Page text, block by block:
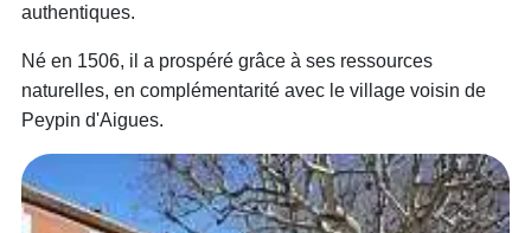
authentiques.
Né en 1506, il a prospéré grâce à ses ressources
naturelles, en complémentarité avec le village voisin de
Peypin d'Aigues.